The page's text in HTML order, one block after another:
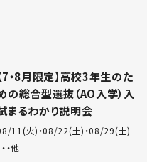
7・8月限定】高校3年生のた
の総合型選抜（AO入学）入
まるわかり説明会
11(火) 08/22(土) 08/29(土)
・・他